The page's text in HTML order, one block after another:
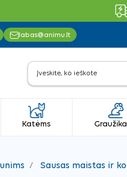
labas@animu.lt
Katėms
Sausas maistas ir